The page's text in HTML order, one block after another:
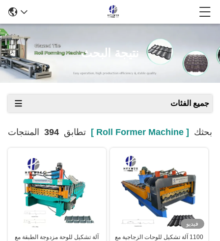
نتيجة البحث
جميع الفئات
بحثك [ Roll Former Machine ] تطابق 394 المنتجات
فيديو
1100 آلة تشكيل للوحات الزجاجية مع
آلة تشكيل للوحة مزدوجة الطبقة مع